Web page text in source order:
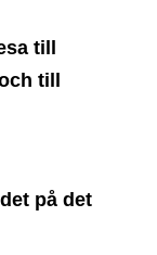
till
till
på det